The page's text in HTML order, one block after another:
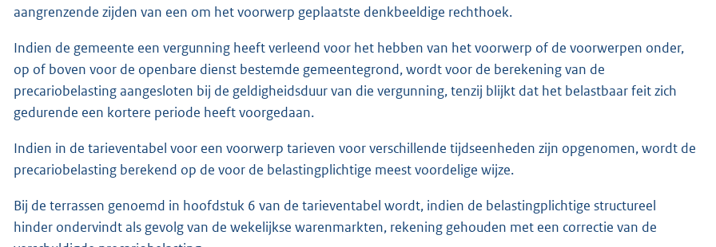
aangrenzende zijden van een om het voorwerp geplaatste denkbeeldige rechthoek.
Indien de gemeente een vergunning heeft verleend voor het hebben van het voorwerp of de voorwerpen onder,
op of boven voor de openbare dienst bestemde gemeentegrond, wordt voor de berekening van de
precariobelasting aangesloten bij de geldigheidsduur van die vergunning, tenzij blijkt dat het belastbaar feit zich
gedurende een kortere periode heeft voorgedaan.
Indien in de tarieventabel voor een voorwerp tarieven voor verschillende tijdseenheden zijn opgenomen, wordt de
precariobelasting berekend op de voor de belastingplichtige meest voordelige wijze.
Bij de terrassen genoemd in hoofdstuk 6 van de tarieventabel wordt, indien de belastingplichtige structureel
hinder ondervindt als gevolg van de wekelijkse warenmarkten, rekening gehouden met een correctie van de